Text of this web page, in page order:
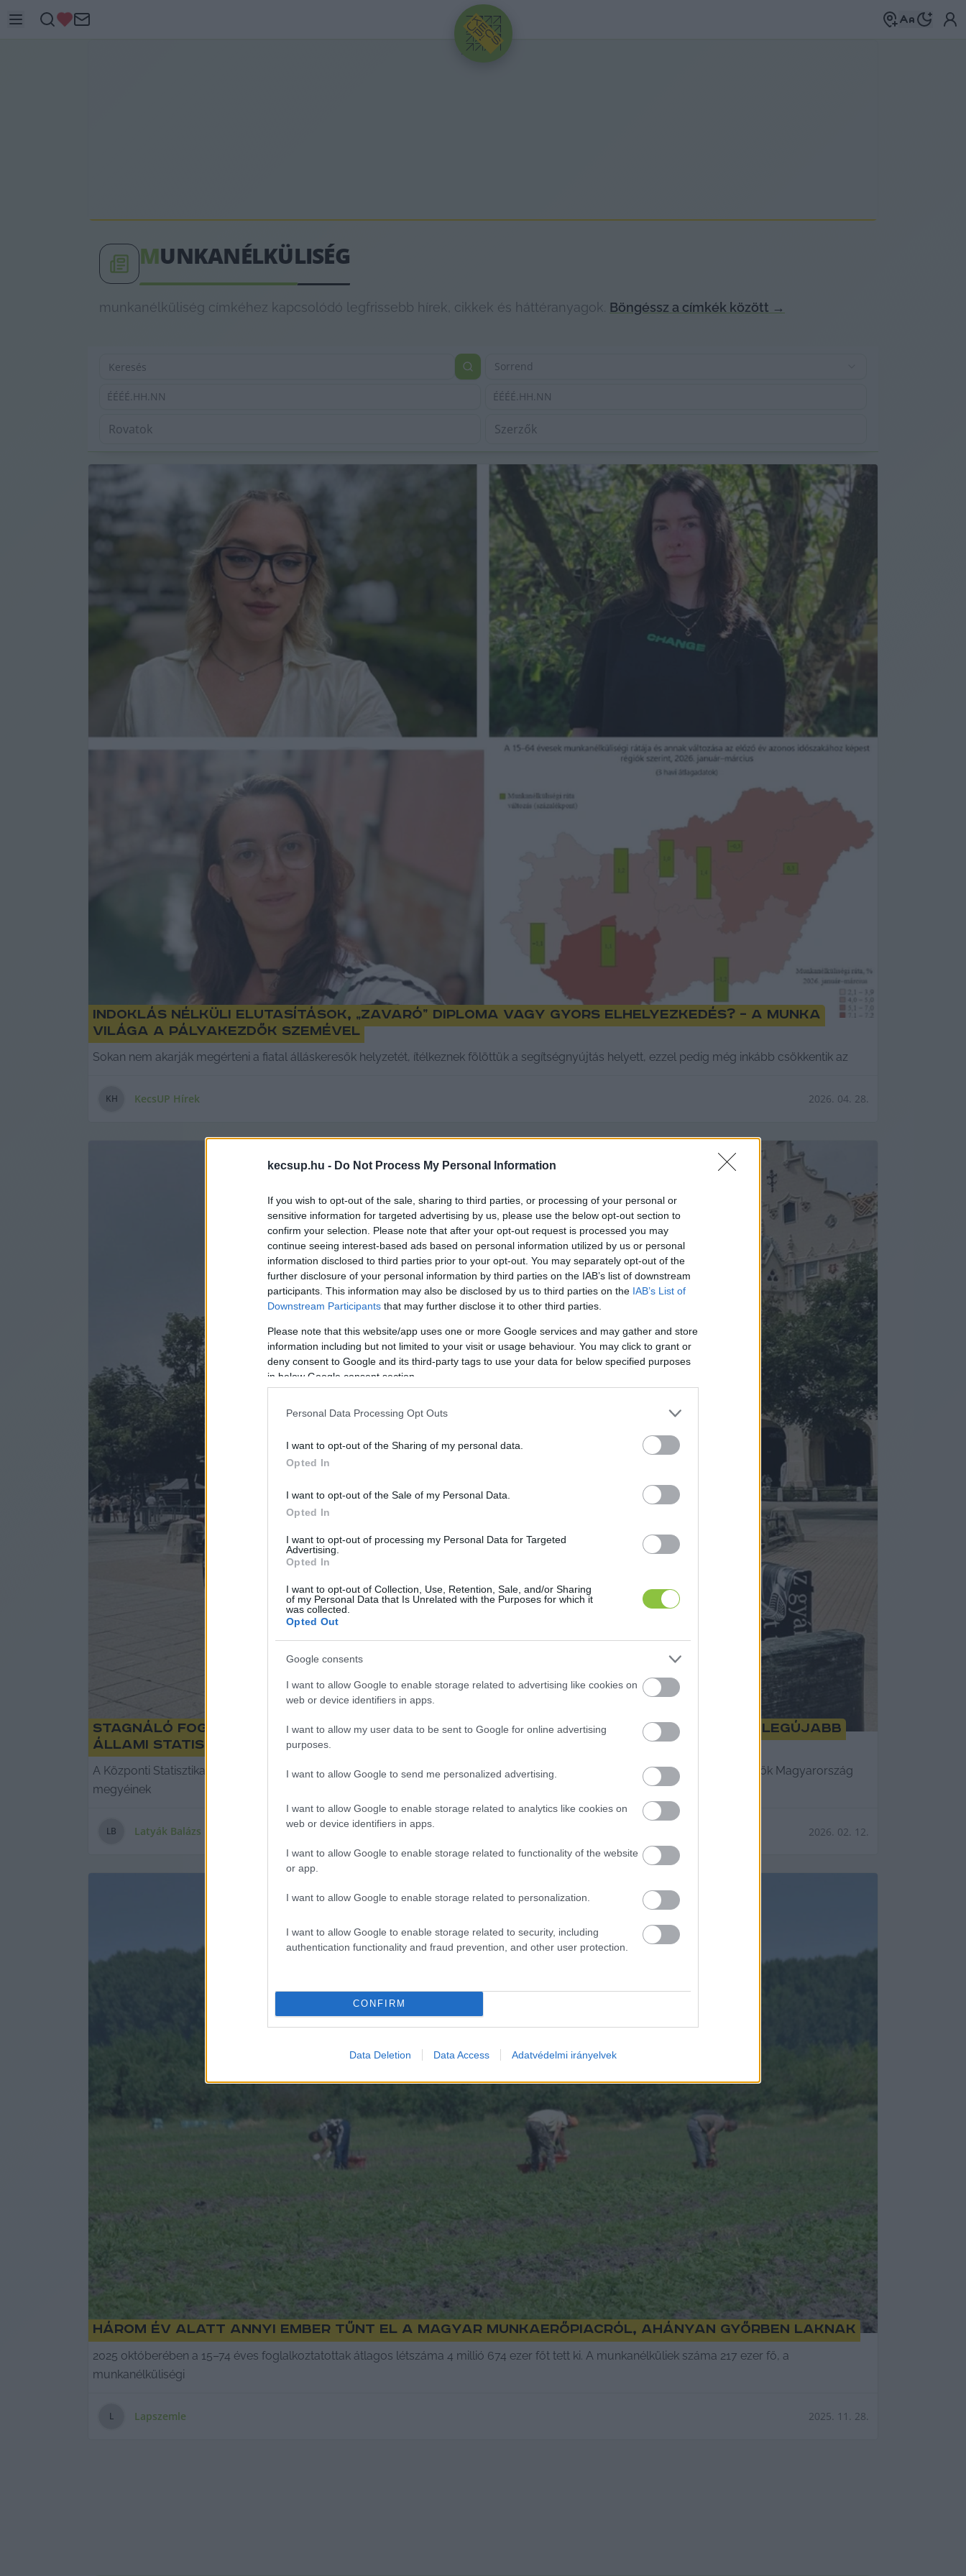
kecsup.hu - Do Not Process My Personal Information
If you wish to opt-out of the sale, sharing to third parties, or processing of your personal or
sensitive information for targeted advertising by us, please use the below opt-out section to
confirm your selection. Please note that after your opt-out request is processed you may
continue seeing interest-based ads based on personal information utilized by us or personal
information disclosed to third parties prior to your opt-out. You may separately opt-out of the
further disclosure of your personal information by third parties on the IAB’s list of downstream
participants. This information may also be disclosed by us to third parties on the IAB’s List of
Downstream Participants that may further disclose it to other third parties.
Please note that this website/app uses one or more Google services and may gather and store
information including but not limited to your visit or usage behaviour. You may click to grant or
deny consent to Google and its third-party tags to use your data for below specified purposes
in below Google consent section.
Personal Data Processing Opt Outs
I want to opt-out of the Sharing of my personal data.
Opted In
I want to opt-out of the Sale of my Personal Data.
Opted In
I want to opt-out of processing my Personal Data for Targeted
Advertising.
Opted In
I want to opt-out of Collection, Use, Retention, Sale, and/or Sharing
of my Personal Data that Is Unrelated with the Purposes for which it
was collected.
Opted Out
Google consents
I want to allow Google to enable storage related to advertising like cookies on
web or device identifiers in apps.
I want to allow my user data to be sent to Google for online advertising
purposes.
I want to allow Google to send me personalized advertising.
I want to allow Google to enable storage related to analytics like cookies on
web or device identifiers in apps.
I want to allow Google to enable storage related to functionality of the website
or app.
I want to allow Google to enable storage related to personalization.
I want to allow Google to enable storage related to security, including
authentication functionality and fraud prevention, and other user protection.
CONFIRM
Data Deletion Data Access Adatvédelmi irányelvek
HIRDETÉS
MUNKANÉLKÜLISÉG
munkanélküliség címkéhez kapcsolódó legfrissebb hírek, cikkek és háttéranyagok. Böngéssz a címkék között →
Sorrend
ÉÉÉÉ.HH.NN ÉÉÉÉ.HH.NN
Indoklás nélküli elutasítások, „zavaró” diploma vagy gyors elhelyezkedés? – a munka
világa a pályakezdők szemével
Sokan nem akarják megérteni a fiatal álláskeresők helyzetét, ítélkeznek fölöttük a segítségnyújtás helyett, ezzel pedig még inkább csökkentik az
KH KecsUP Hírek 2026. 04. 28.
Stagnáló foglalkoztatás, alacsony bérek a megyében – ezt mutatja rólunk a legújabb
állami statisztika
A Központi Statisztikai Hivatal (KSH) közzétette eddigi legfrissebb, Fókuszban a vármegyék című kiadványát, amelyben a készítők Magyarország
megyéinek
LB Latyák Balázs 2026. 02. 12.
Három év alatt annyi ember tűnt el a magyar munkaerőpiacról, ahányan Győrben laknak
2025 októberében a 15–74 éves foglalkoztatottak átlagos létszáma 4 millió 674 ezer főt tett ki. A munkanélküliek száma 217 ezer fő, a
munkanélküliségi
L Lapszemle 2025. 11. 28.